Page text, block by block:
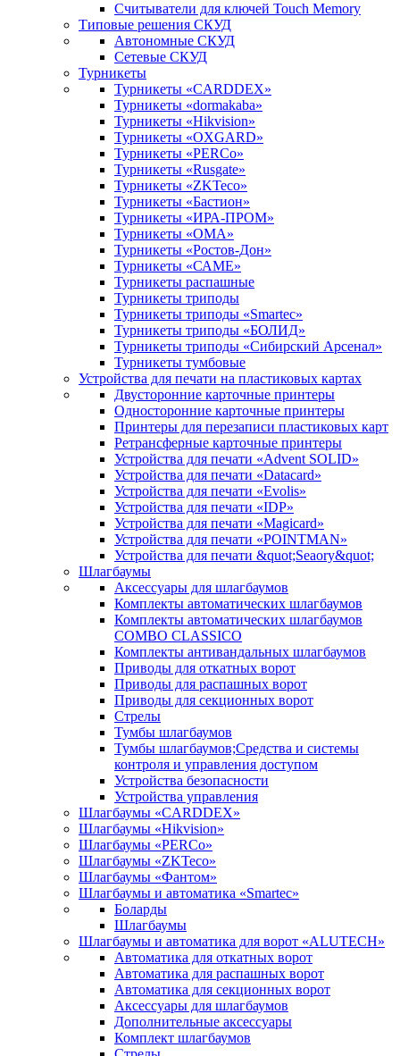
Считыватели для ключей Touch Memory
Типовые решения СКУД
Автономные СКУД
Сетевые СКУД
Турникеты
Турникеты «CARDDEX»
Турникеты «dormakaba»
Турникеты «Hikvision»
Турникеты «OXGARD»
Турникеты «PERCo»
Турникеты «Rusgate»
Турникеты «ZKTeco»
Турникеты «Бастион»
Турникеты «ИРА-ПРОМ»
Турникеты «ОМА»
Турникеты «Ростов-Дон»
Турникеты «САМЕ»
Турникеты распашные
Турникеты триподы
Турникеты триподы «Smartec»
Турникеты триподы «БОЛИД»
Турникеты триподы «Сибирский Арсенал»
Турникеты тумбовые
Устройства для печати на пластиковых картах
Двусторонние карточные принтеры
Односторонние карточные принтеры
Принтеры для перезаписи пластиковых карт
Ретрансферные карточные принтеры
Устройства для печати «Advent SOLID»
Устройства для печати «Datacard»
Устройства для печати «Evolis»
Устройства для печати «IDP»
Устройства для печати «Magicard»
Устройства для печати «POINTMAN»
Устройства для печати &quot;Seaory&quot;
Шлагбаумы
Аксессуары для шлагбаумов
Комплекты автоматических шлагбаумов
Комплекты автоматических шлагбаумов
COMBO CLASSICO
Комплекты антивандальных шлагбаумов
Приводы для откатных ворот
Приводы для распашных ворот
Приводы для секционных ворот
Стрелы
Тумбы шлагбаумов
Тумбы шлагбаумов;Средства и системы
контроля и управления доступом
Устройства безопасности
Устройства управления
Шлагбаумы «CARDDEX»
Шлагбаумы «Hikvision»
Шлагбаумы «PERCo»
Шлагбаумы «ZKTeco»
Шлагбаумы «Фантом»
Шлагбаумы и автоматика «Smartec»
Боларды
Шлагбаумы
Шлагбаумы и автоматика для ворот «ALUTECH»
Автоматика для откатных ворот
Автоматика для распашных ворот
Автоматика для секционных ворот
Аксессуары для шлагбаумов
Дополнительные аксессуары
Комплект шлагбаумов